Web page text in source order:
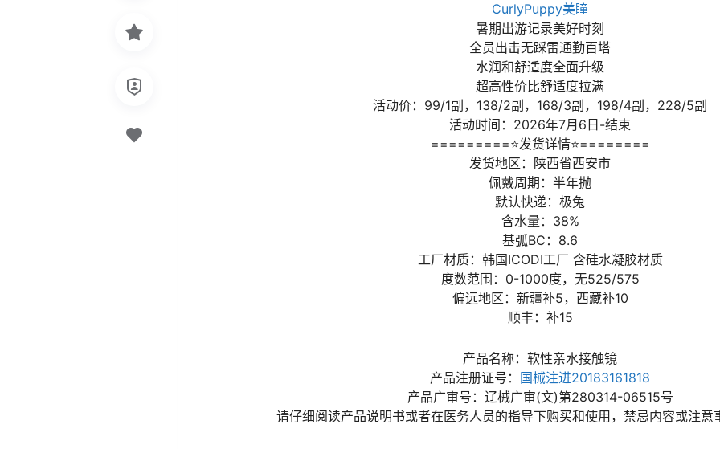
CurlyPuppy美瞳
暑期出游记录美好时刻
全员出击无踩雷通勤百塔
水润和舒适度全面升级
超高性价比舒适度拉满
活动价：99/1副，138/2副，168/3副，198/4副，228/5副
活动时间：2026年7月6日-结束
=========⭐发货详情⭐========
发货地区：陕西省西安市
佩戴周期：半年抛
默认快递：极兔
含水量：38%
基弧BC：8.6
工厂材质：韩国ICODI工厂 含硅水凝胶材质
度数范围：0-1000度，无525/575
偏远地区：新疆补5，西藏补10
顺丰：补15
产品名称：软性亲水接触镜
产品注册证号： 国械注进20183161818
产品广审号：辽械广审(文)第280314-06515号
请仔细阅读产品说明书或者在医务人员的指导下购买和使用，禁忌内容或注意